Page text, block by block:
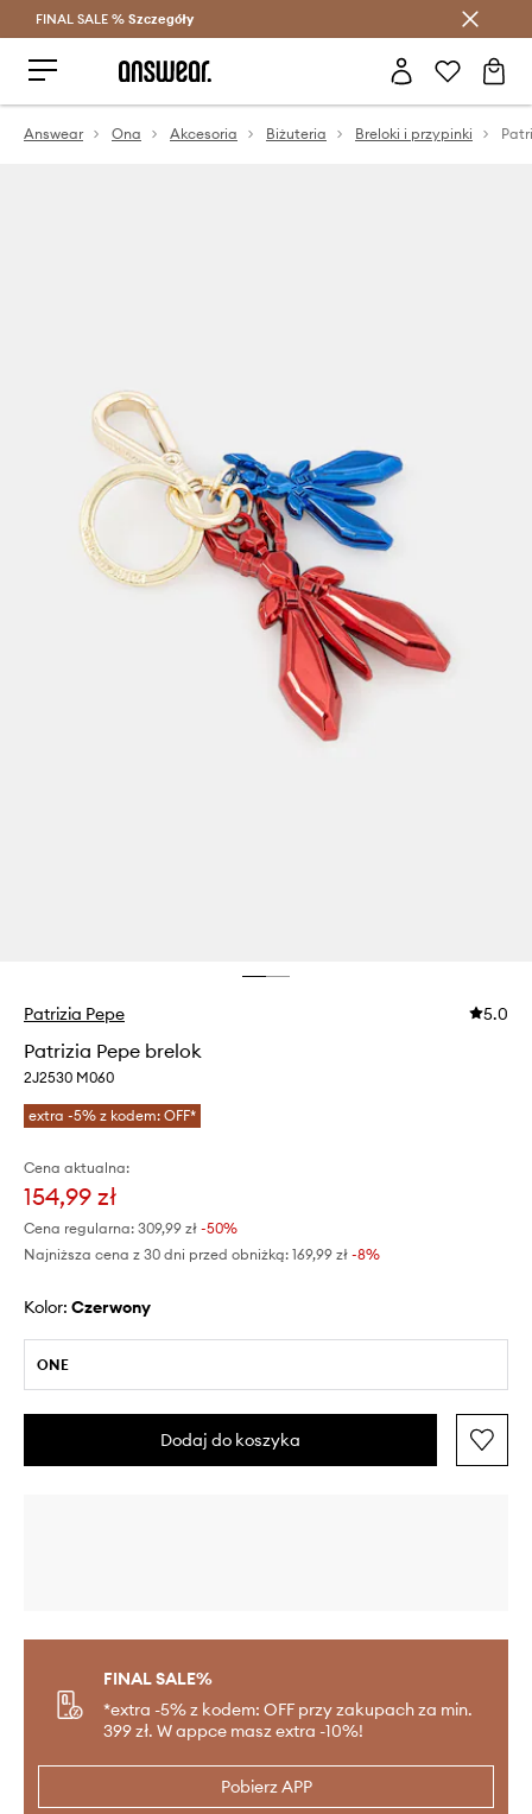
Oszczędzaj z Answear Club >
FINAL SALE % Szczegóły
Answear Ona Akcesoria Biżuteria Breloki i przypinki
Patrizia Pepe 5.0
Patrizia Pepe brelok
2J2530 M060
extra -5% z kodem: OFF*
Cena aktualna:
154,99 zł
Cena regularna: 309,99 zł -50%
Najniższa cena z 30 dni przed obniżką: 169,99 zł -8%
Kolor: czerwony
ONE
Dodaj do koszyka
FINAL SALE%
*extra -5% z kodem: OFF przy zakupach za min.
399 zł. W appce masz extra -10%!
Pobierz APP